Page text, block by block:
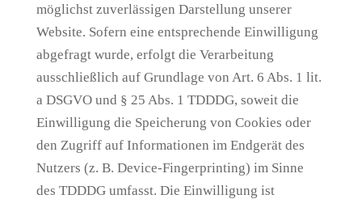
möglichst zuverlässigen Darstellung unserer
Website. Sofern eine entsprechende Einwilligung
abgefragt wurde, erfolgt die Verarbeitung
ausschließlich auf Grundlage von Art. 6 Abs. 1 lit.
a DSGVO und § 25 Abs. 1 TDDDG, soweit die
Einwilligung die Speicherung von Cookies oder
den Zugriff auf Informationen im Endgerät des
Nutzers (z. B. Device-Fingerprinting) im Sinne
des TDDDG umfasst. Die Einwilligung ist